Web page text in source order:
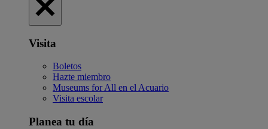
Visita
Boletos
Hazte miembro
Museums for All en el Acuario
Visita escolar
Planea tu día